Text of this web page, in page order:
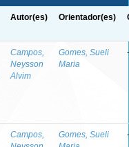
Autor(es) Orientador(es)
Campos,
Neysson
Alvim
Gomes, Sueli
Maria
-
Campos,
Gomes, Sueli
-